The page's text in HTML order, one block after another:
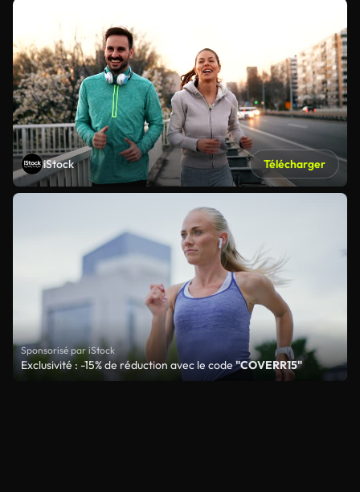
iStock Télécharger
Sponsorisé par iStock
Exclusivité : -15% de réduction avec le code"COVERR15"